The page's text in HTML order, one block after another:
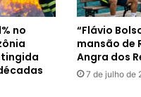
no
“Flávio
mansão de
Angra dos
7 de julho de